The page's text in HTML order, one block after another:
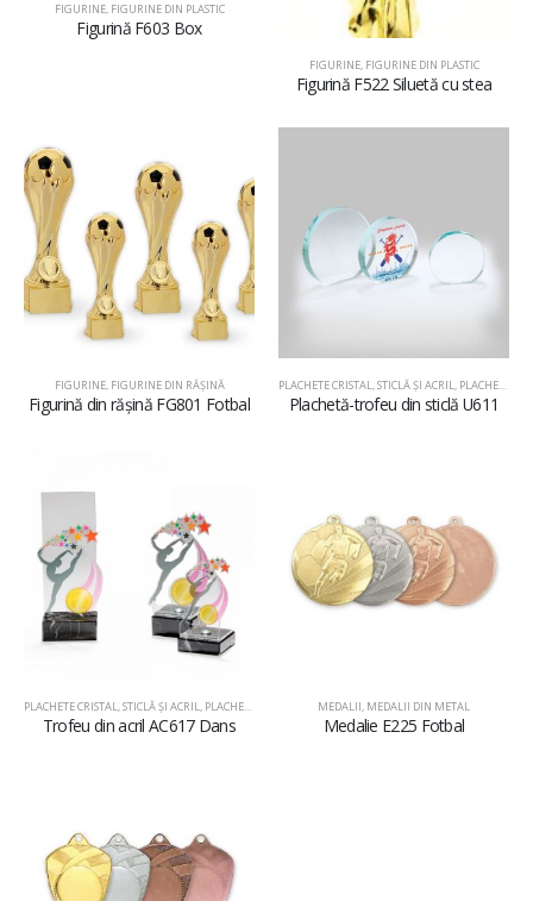
FIGURINE, FIGURINE DIN PLASTIC
Figurină F603 Box
FIGURINE, FIGURINE DIN PLASTIC
Figurină F522 Siluetă cu stea
FIGURINE, FIGURINE DIN RĂŞINĂ
Figurină din rășină FG801 Fotbal
PLACHETE CRISTAL, STICLĂ ŞI ACRIL, PLACHETE DIN STICLĂ
Plachetă-trofeu din sticlă U611
PLACHETE CRISTAL, STICLĂ ŞI ACRIL, PLACHETE DIN ACRIL
Trofeu din acril AC617 Dans
MEDALII, MEDALII DIN METAL
Medalie E225 Fotbal